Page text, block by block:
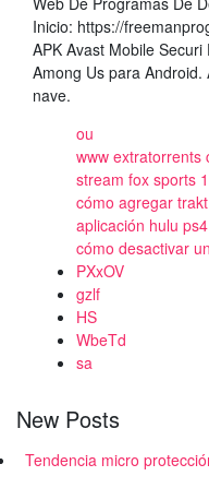
Inicio: https://
APK Avast Mobile
Among Us para
nave.
ou
www extratorrents
stream fox sports
cómo agregar
aplicación hulu ps4
cómo desactivar
PXxOV
gzlf
HS
WbeTd
sa
New Posts
Tendencia micro